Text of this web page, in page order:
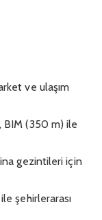
ve ulaşım
BIM (350 m) ile
gezintileri için
şehirlerarası